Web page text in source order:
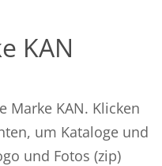
KAN
Marke KAN. Klicken
um Kataloge und
und Fotos (zip)